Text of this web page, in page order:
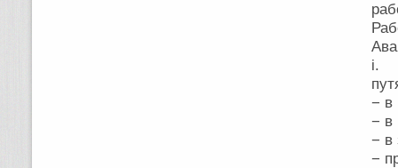
i.
− в
− в
− в
−